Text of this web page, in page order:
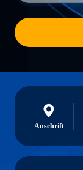
Anschrift